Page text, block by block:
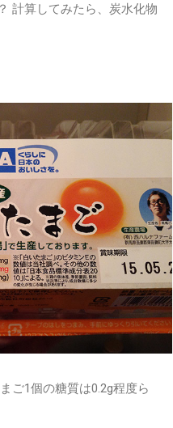
計算してみたら、炭水化物
ご1個の糖質は0.2g程度ら